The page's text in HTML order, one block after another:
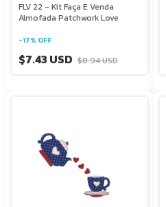
FLV 22 - Kit Faça E Venda
Almofada Patchwork Love
-17% OFF
$7.43 USD $8.94 USD